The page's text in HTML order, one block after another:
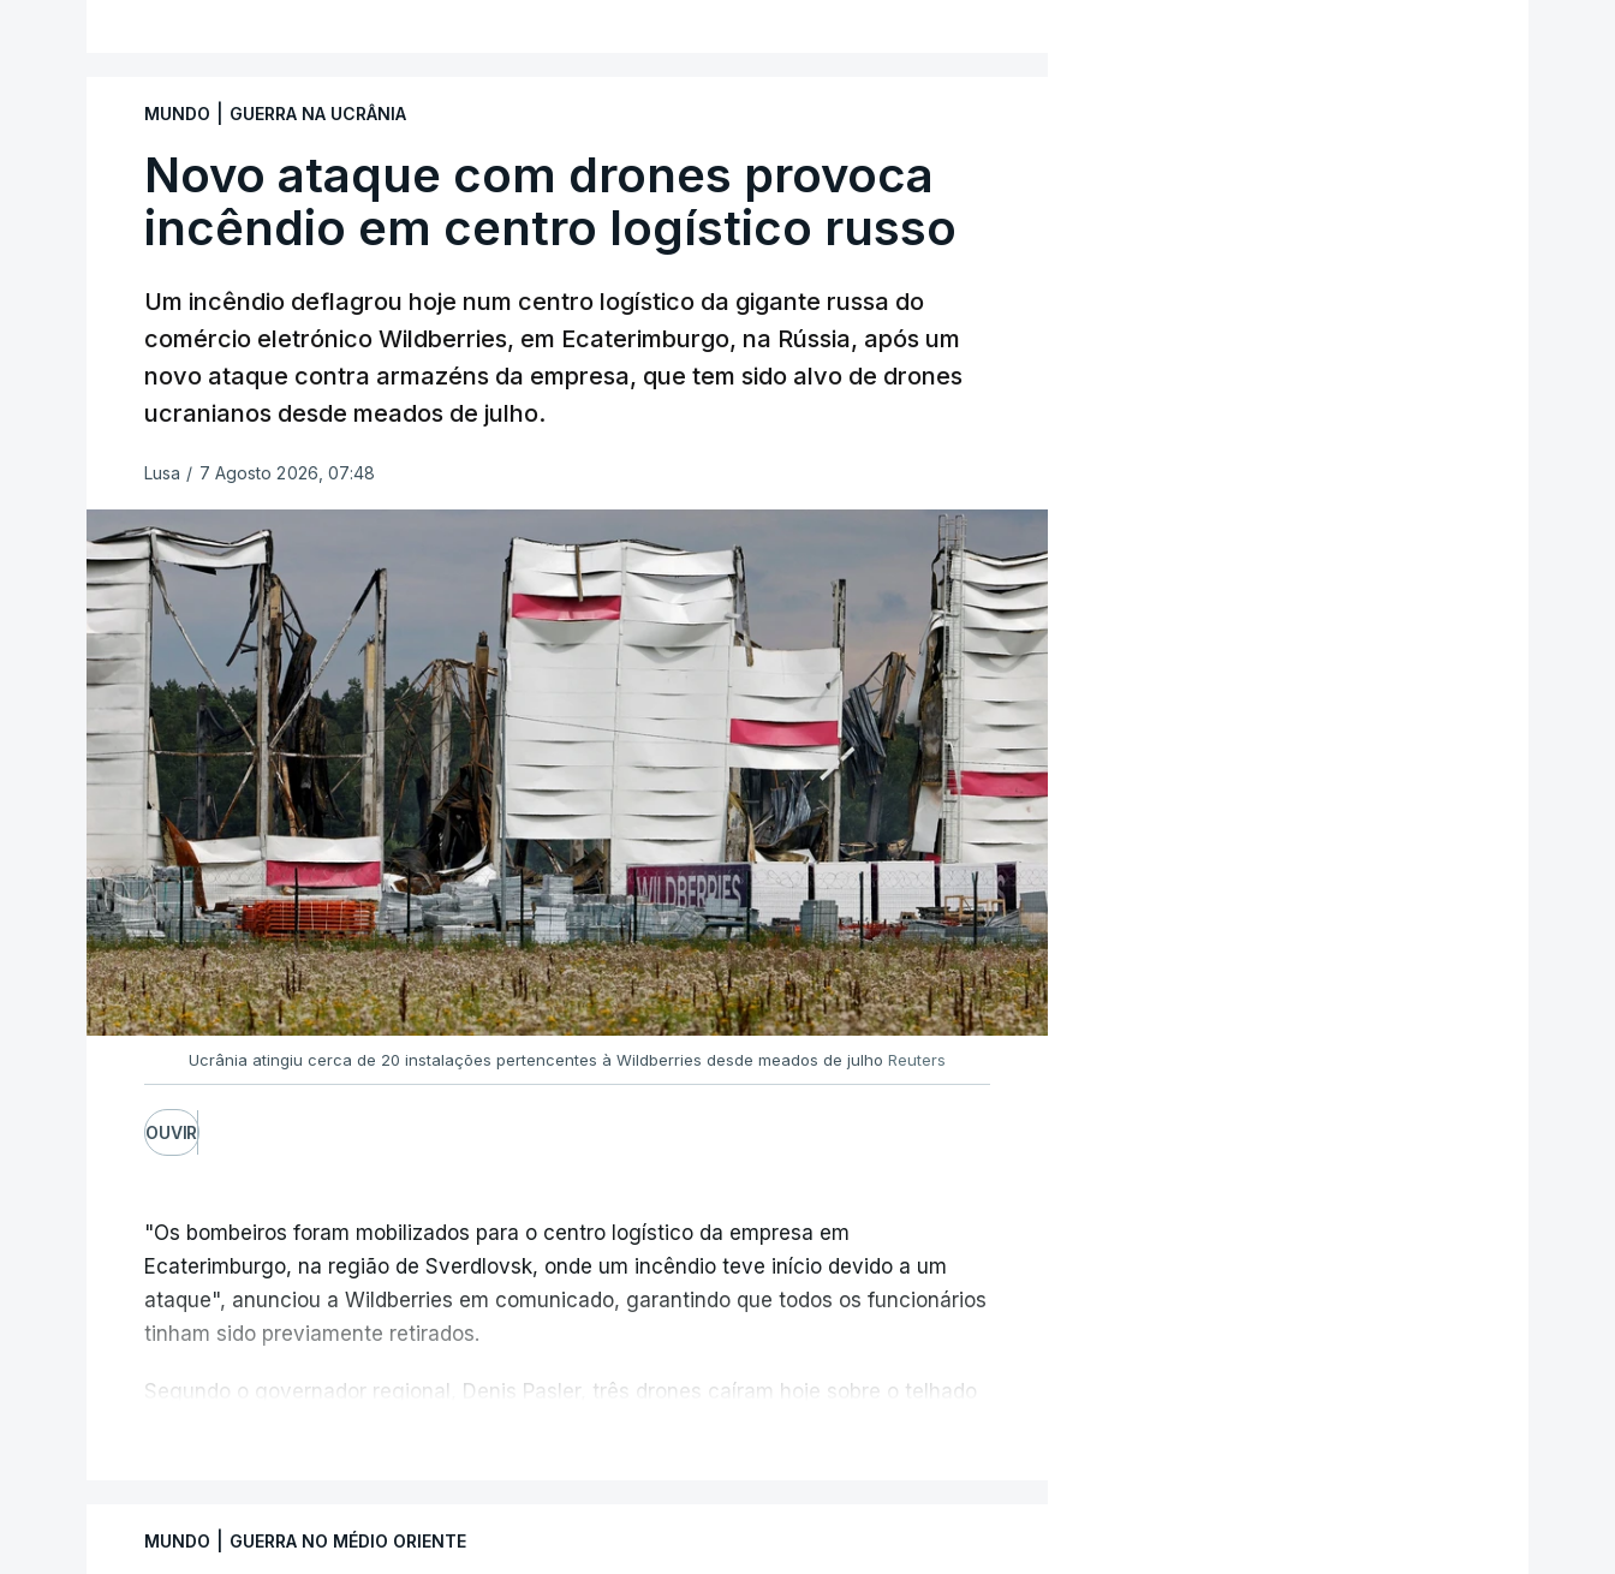
MUNDO GUERRA NA UCRÂNIA
Novo ataque com drones provoca
incêndio em centro logístico russo
Um incêndio deflagrou hoje num centro logístico da gigante russa do
comércio eletrónico Wildberries, em Ecaterimburgo, na Rússia, após um
novo ataque contra armazéns da empresa, que tem sido alvo de drones
ucranianos desde meados de julho.
Lusa / 7 Agosto 2026, 07:48
Ucrânia atingiu cerca de 20 instalações pertencentes à Wildberries desde meados de julho Reuters
OUVIR
"Os bombeiros foram mobilizados para o centro logístico da empresa em
Ecaterimburgo, na região de Sverdlovsk, onde um incêndio teve início devido a um
ataque", anunciou a Wildberries em comunicado, garantindo que todos os funcionários
tinham sido previamente retirados.
Segundo o governador regional, Denis Pasler, três drones caíram hoje sobre o telhado
chamada de "Amazon russa" --- espalhadas por quase toda a Rússia e na Crimeia
MUNDO GUERRA NO MÉDIO ORIENTE